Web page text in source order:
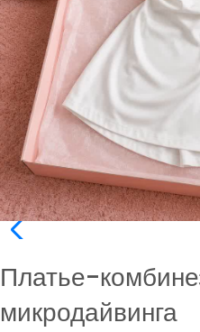
Платье-
микродайвинга